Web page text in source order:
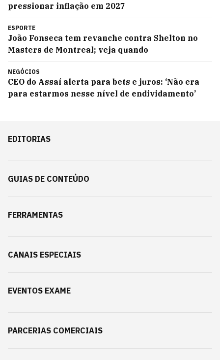
pressionar inflação em 2027
ESPORTE
João Fonseca tem revanche contra Shelton no
Masters de Montreal; veja quando
NEGÓCIOS
CEO do Assaí alerta para bets e juros: ‘Não era
para estarmos nesse nível de endividamento’
EDITORIAS
GUIAS DE CONTEÚDO
FERRAMENTAS
CANAIS ESPECIAIS
EVENTOS EXAME
PARCERIAS COMERCIAIS